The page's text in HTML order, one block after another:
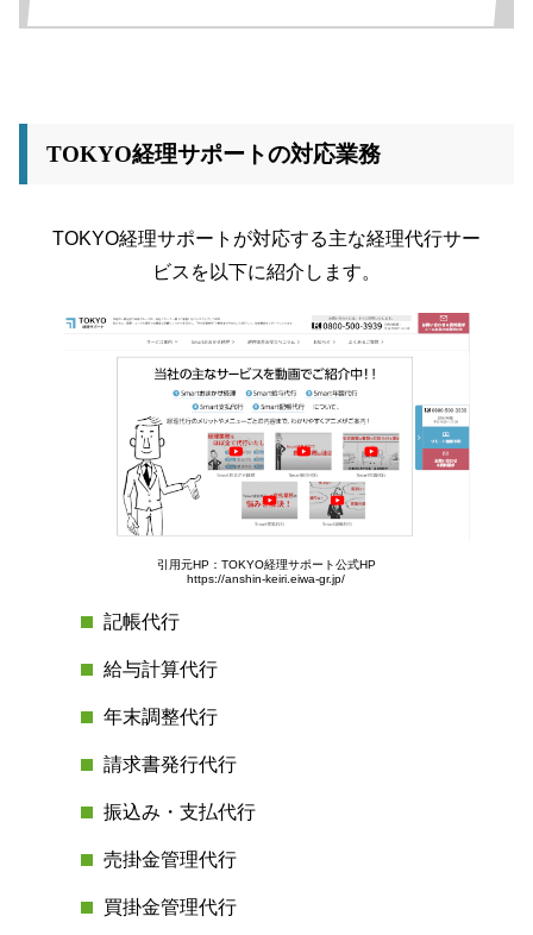
TOKYO経理サポートの対応業務
TOKYO経理サポートが対応する主な経理代行サー
ビスを以下に紹介します。
引用元HP：TOKYO経理サポート公式HP
https://anshin-keiri.eiwa-gr.jp/
記帳代行
給与計算代行
年末調整代行
請求書発行代行
振込み・支払代行
売掛金管理代行
買掛金管理代行